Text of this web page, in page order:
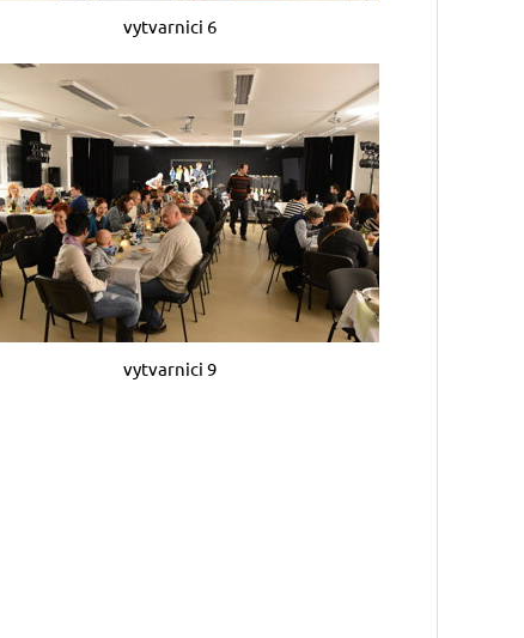
vytvarnici 6
vytvarnici 9